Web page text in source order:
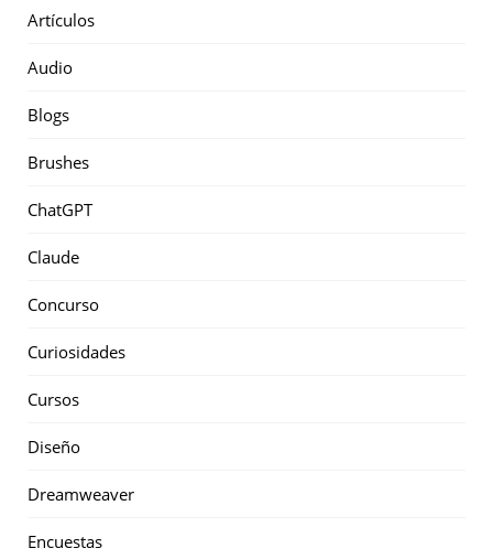
Artículos
Audio
Blogs
Brushes
ChatGPT
Claude
Concurso
Curiosidades
Cursos
Diseño
Dreamweaver
Encuestas